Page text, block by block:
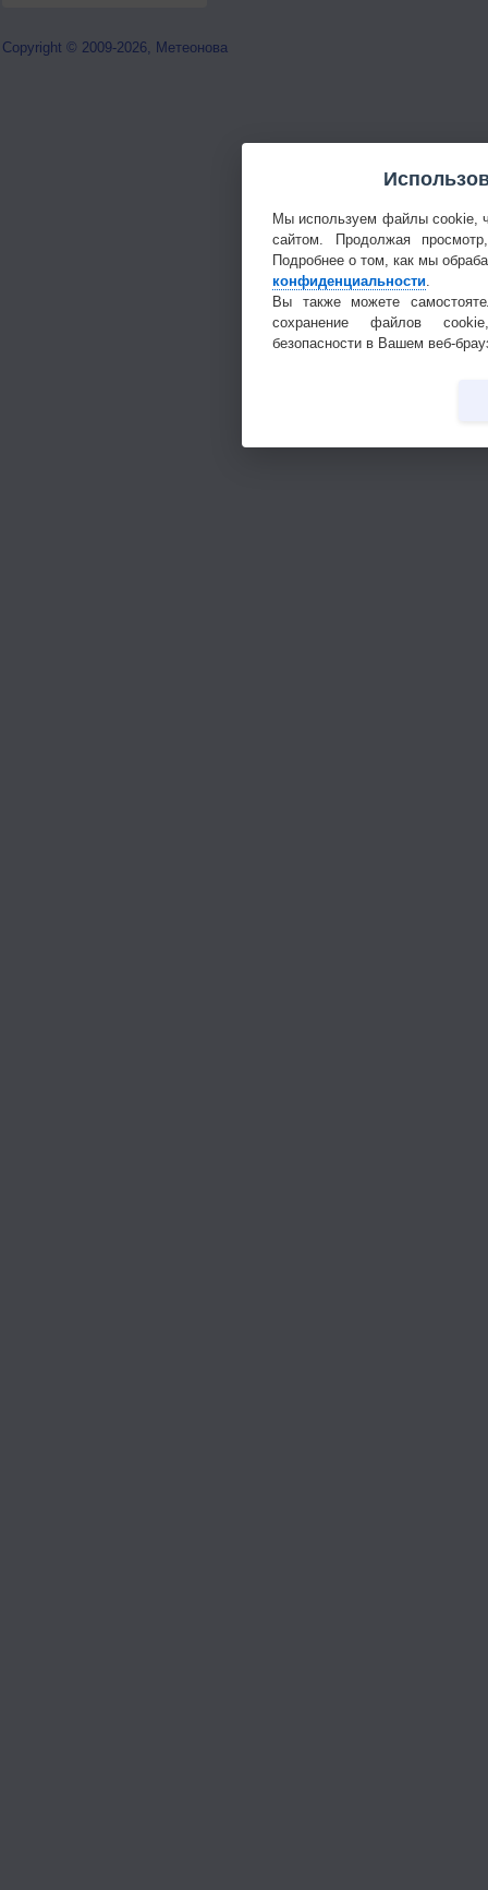
Copyright © 2009-2026, Метеонова
Мы используем файлы cookie,
сайтом. Продолжая
Подробнее о том, как мы
конфиденциальности.
Вы также можете
сохранение файлов
безопасности в Вашем веб-